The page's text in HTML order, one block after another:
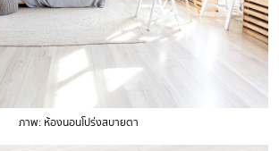
ภาพ: ห้องนอนโปร่งสบายตา